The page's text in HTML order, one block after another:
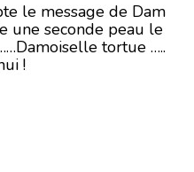
le message de Dam
une seconde peau le
tortue …..
!